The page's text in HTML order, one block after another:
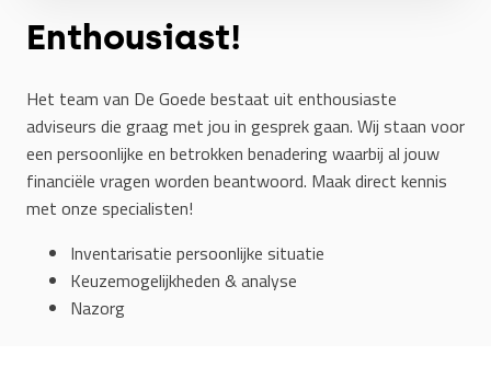
Enthousiast!
Het team van De Goede bestaat uit enthousiaste
adviseurs die graag met jou in gesprek gaan. Wij staan voor
een persoonlijke en betrokken benadering waarbij al jouw
financiële vragen worden beantwoord. Maak direct kennis
met onze specialisten!
Inventarisatie persoonlijke situatie
Keuzemogelijkheden & analyse
Nazorg